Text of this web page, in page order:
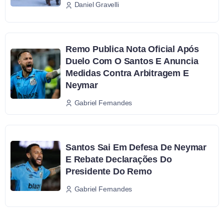
Daniel Gravelli
Remo Publica Nota Oficial Após
Duelo Com O Santos E Anuncia
Medidas Contra Arbitragem E
Neymar
Gabriel Fernandes
Santos Sai Em Defesa De Neymar
E Rebate Declarações Do
Presidente Do Remo
Gabriel Fernandes